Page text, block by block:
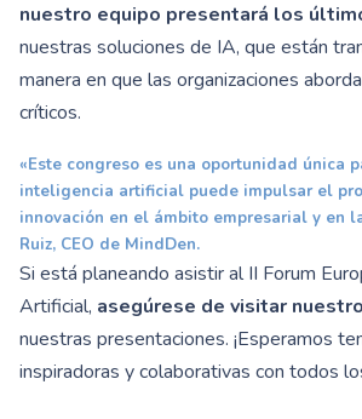
nuestro equipo presentará los
nuestras soluciones de IA, que están
manera en que las organizaciones
críticos.
«Este congreso es una oportunidad única
inteligencia artificial puede impulsar el
innovación en el ámbito empresarial y en
Ruiz, CEO de MindDen.
Si está planeando asistir al II Forum
Artificial, asegúrese de visitar
nuestras presentaciones. ¡Esperamos
inspiradoras y colaborativas con todos